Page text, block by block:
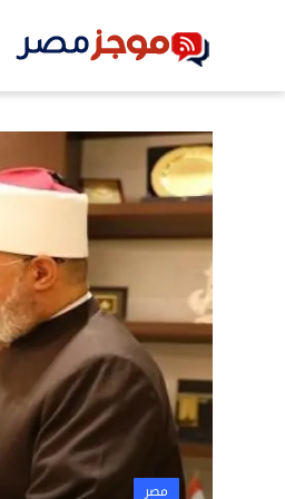
الرئيسية
تكنولوجيا
مصر